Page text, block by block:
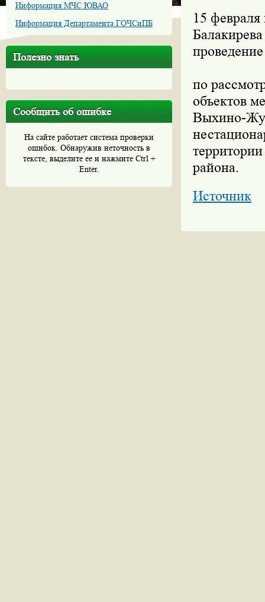
Информация МЧС ЮВАО
Информация Департамента ГОЧСиПБ
Полезно знать
Сообщить об ошибке
На сайте работает система проверки
ошибок. Обнаружив неточность в
тексте, выделите ее и нажмите Ctrl +
Enter.
15
по
объектов
Выхино-
района.
Источник